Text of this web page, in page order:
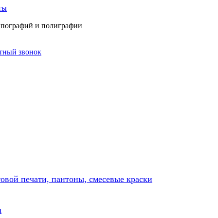
и полиграфии
звонок
печати, пантоны, смесевые краски